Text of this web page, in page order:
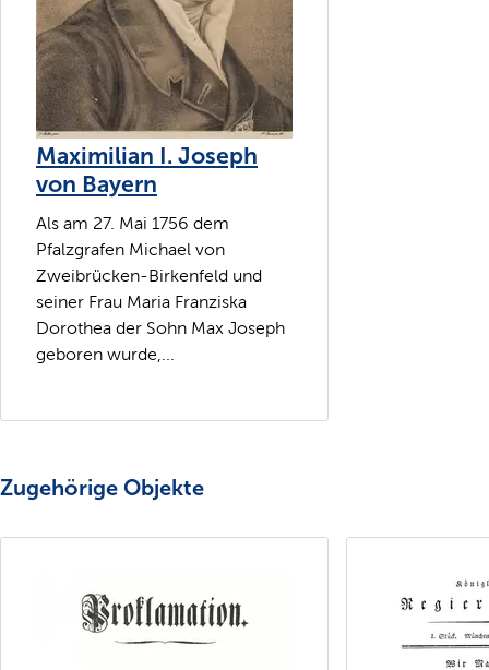
Maximilian I. Joseph
von Bayern
Als am 27. Mai 1756 dem
Pfalzgrafen Michael von
Zweibrücken-Birkenfeld und
seiner Frau Maria Franziska
Dorothea der Sohn Max Joseph
geboren wurde,...
Zugehörige Objekte